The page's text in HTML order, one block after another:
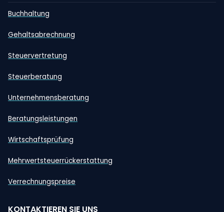
Buchhaltung
Gehaltsabrechnung
Steuervertretung
Steuerberatung
Unternehmensberatung
Beratungsleistungen
Wirtschaftsprüfung
Mehrwertsteuerrückerstattung
Verrechnungspreise
KONTAKTIEREN SIE UNS